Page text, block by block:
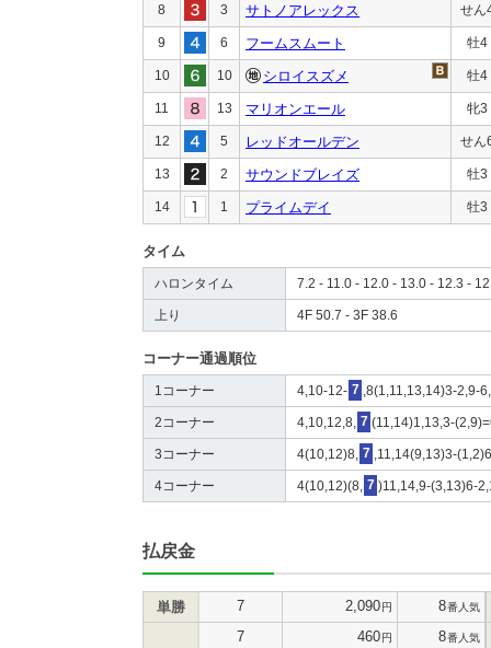
8 3 サトノアレックス せん
9 6 フームスムート 牡4
10 10 シロイスズメ 牡4
11 13 マリオンエール 牝3
12 5 レッドオールデン せん
13 2 サウンドブレイズ 牡3
14 1 プライムデイ 牡3
タイム
ハロンタイム 7.2 - 11.0 - 12.0 - 13.0 - 12.3 -
上り 4F 50.7 - 3F 38.6
コーナー通過順位
1コーナー 4,10-12- 7 ,8(1,11,13,14)3-2,9-
2コーナー 4,10,12,8, 7 (11,14)1,13,3-
3コーナー 4(10,12)8, 7 ,11,14(9,13)3-
4コーナー 4(10,12)(8, 7 )11,14,9-(3,13)6-
払戻金
単勝 7 2,090円 8番人気
7 460円 8番人気